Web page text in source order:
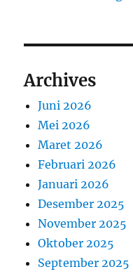
Archives
Juni 2026
Mei 2026
Maret 2026
Februari 2026
Januari 2026
Desember 2025
November 2025
Oktober 2025
September 2025